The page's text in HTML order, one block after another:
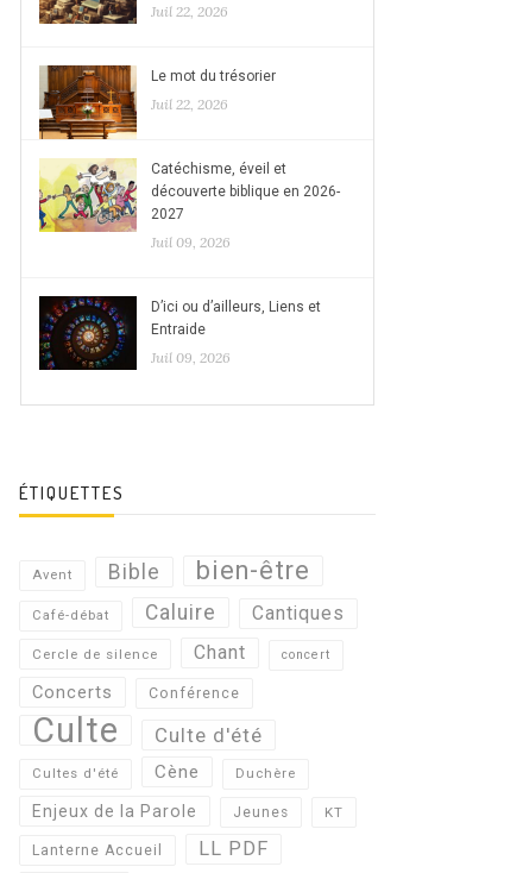
Juil 22, 2026
Le mot du trésorier
Juil 22, 2026
Catéchisme, éveil et
découverte biblique en 2026-
2027
Juil 09, 2026
D’ici ou d’ailleurs, Liens et
Entraide
Juil 09, 2026
ÉTIQUETTES
Avent Bible bien-être
Café-débat Caluire Cantiques
Cercle de silence Chant concert
Concerts Conférence
Culte Culte d'été
Cultes d'été Cène Duchère
Enjeux de la Parole Jeunes KT
Lanterne Accueil LL PDF